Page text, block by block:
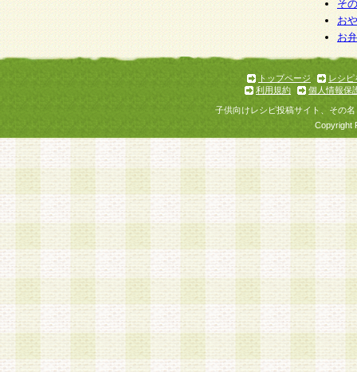
そ
お
お
トップページ
レシピ
利用規約
個人情報保
子供向けレシピ投稿サイト、その
Copyright